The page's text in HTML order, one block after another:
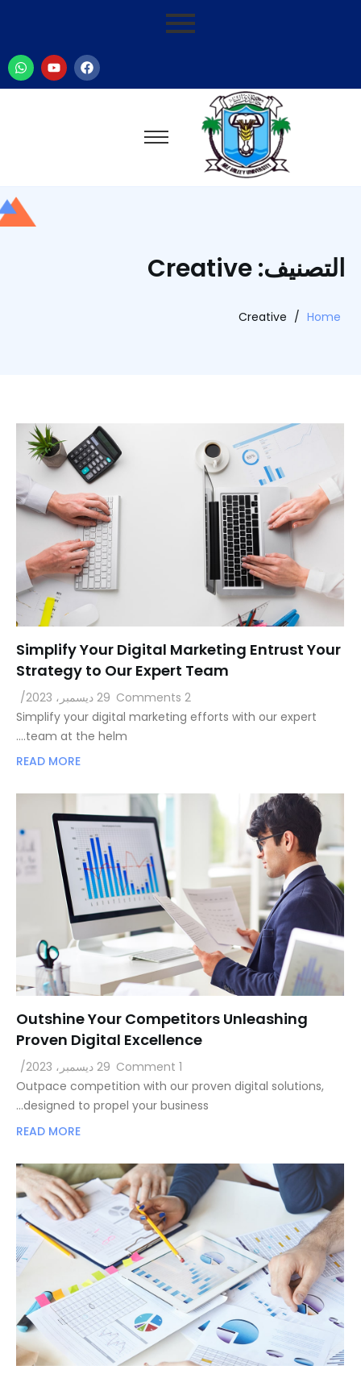
التصنيف: Creative
Home
/
Creative
Simplify Your Digital Marketing Entrust Your
Strategy to Our Expert Team
29 ديسمبر، 2023 /
Simplify your digital marketing efforts with our expert
team at the helm.…
READ MORE
Outshine Your Competitors Unleashing
Proven Digital Excellence
29 ديسمبر، 2023 /
Outpace competition with our proven digital solutions,
designed to propel your business…
READ MORE